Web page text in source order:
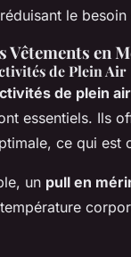
le
Vêtements en
de Plein Air
de plein air
essentiels. Ils
ce qui est
un pull en